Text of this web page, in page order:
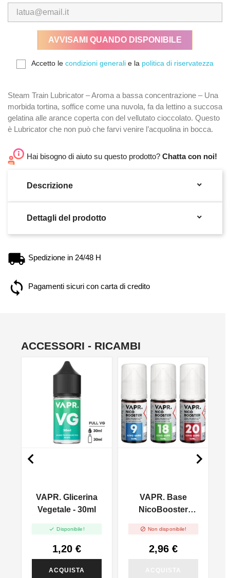
AVVISAMI QUANDO DISPONIBILE
Accetto le condizioni generali e la politica di riservatezza
Steam Train Lubricator – Aroma a bassa concentrazione – Una
morbida tortina, soffice come una nuvola, fa da lettino a succosa
gelatina alle arance coperta con del vellutato cioccolato. Questo
è Lubricator che non può che farvi venire l’acquolina in bocca.
Hai bisogno di aiuto su questo prodotto? Chatta con noi!
Descrizione 
Dettagli del prodotto 
Spedizione in 24/48 H
Pagamenti sicuri con carta di credito
ACCESSORI - RICAMBI
VAPR. Glicerina
Vegetale - 30ml
 Disponibile!
1,20 €
ACQUISTA
VAPR. Base
NicoBooster
 Non disponibile!
2,96 €
 